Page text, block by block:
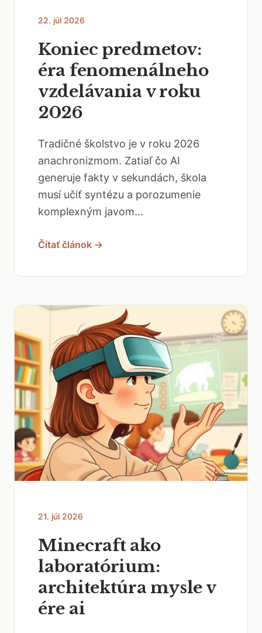
22. júl 2026
Koniec predmetov:
éra fenomenálneho
vzdelávania v roku
2026
Tradičné školstvo je v roku 2026
anachronizmom. Zatiaľ čo AI
generuje fakty v sekundách, škola
musí učiť syntézu a porozumenie
komplexným javom...
Čítať článok →
21. júl 2026
Minecraft ako
laboratórium:
architektúra mysle v
ére ai